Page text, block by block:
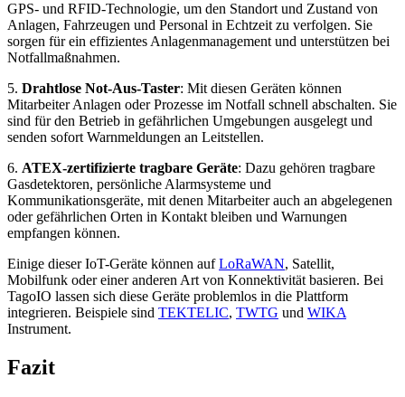
GPS- und RFID-Technologie, um den Standort und Zustand von
Anlagen, Fahrzeugen und Personal in Echtzeit zu verfolgen. Sie
sorgen für ein effizientes Anlagenmanagement und unterstützen bei
Notfallmaßnahmen.
5. Drahtlose Not-Aus-Taster: Mit diesen Geräten können
Mitarbeiter Anlagen oder Prozesse im Notfall schnell abschalten. Sie
sind für den Betrieb in gefährlichen Umgebungen ausgelegt und
senden sofort Warnmeldungen an Leitstellen.
6. ATEX-zertifizierte tragbare Geräte: Dazu gehören tragbare
Gasdetektoren, persönliche Alarmsysteme und
Kommunikationsgeräte, mit denen Mitarbeiter auch an abgelegenen
oder gefährlichen Orten in Kontakt bleiben und Warnungen
empfangen können.
Einige dieser IoT-Geräte können aufLoRaWAN, Satellit,
Mobilfunk oder einer anderen Art von Konnektivität basieren. Bei
TagoIO lassen sich diese Geräte problemlos in die Plattform
integrieren. Beispiele sind TEKTELIC, TWTG und WIKA
Instrument.
Fazit